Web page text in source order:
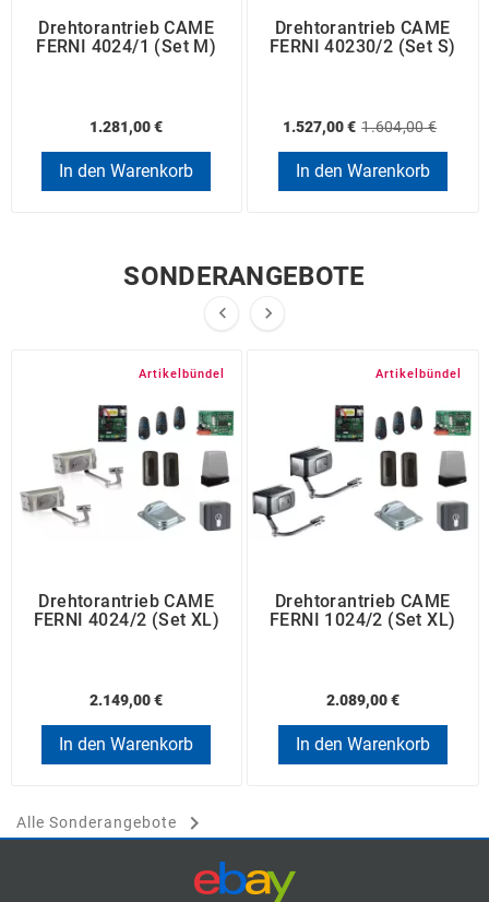
Drehtorantrieb CAME
FERNI 4024/1 (Set M)
1.281,00 €
In den Warenkorb
Drehtorantrieb CAME
FERNI 40230/2 (Set S)
1.527,00 € 1.604,00 €
In den Warenkorb
SONDERANGEBOTE
 
Artikelbündel
Drehtorantrieb CAME
FERNI 4024/2 (Set XL)
2.149,00 €
In den Warenkorb
Artikelbündel
Drehtorantrieb CAME
FERNI 1024/2 (Set XL)
2.089,00 €
In den Warenkorb
Alle Sonderangebote 